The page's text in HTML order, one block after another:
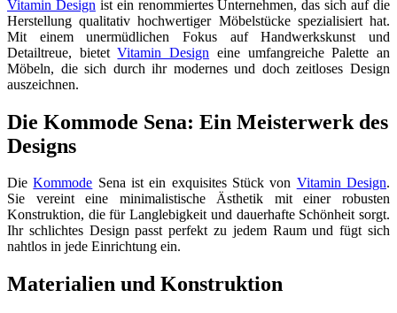
Vitamin Design ist ein renommiertes Unternehmen, das sich auf die
Herstellung qualitativ hochwertiger Möbelstücke spezialisiert hat.
Mit einem unermüdlichen Fokus auf Handwerkskunst und
Detailtreue, bietetVitamin Design eine umfangreiche Palette an
Möbeln, die sich durch ihr modernes und doch zeitloses Design
auszeichnen.
Die Kommode Sena: Ein Meisterwerk des
Designs
DieKommode Sena ist ein exquisites Stück von Vitamin Design.
Sie vereint eine minimalistische Ästhetik mit einer robusten
Konstruktion, die für Langlebigkeit und dauerhafte Schönheit sorgt.
Ihr schlichtes Design passt perfekt zu jedem Raum und fügt sich
nahtlos in jede Einrichtung ein.
Materialien und Konstruktion